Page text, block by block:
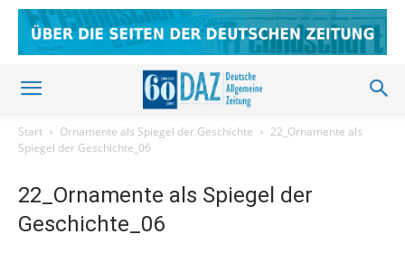
Start Ornamente als Spiegel der Geschichte
22_Ornamente als
Spiegel der Geschichte_06
22_Ornamente als Spiegel der
Geschichte_06